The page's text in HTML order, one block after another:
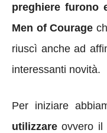
preghiere furono
Men of Courage
riuscì anche ad
interessanti novità.
Per iniziare
utilizzare ovvero il